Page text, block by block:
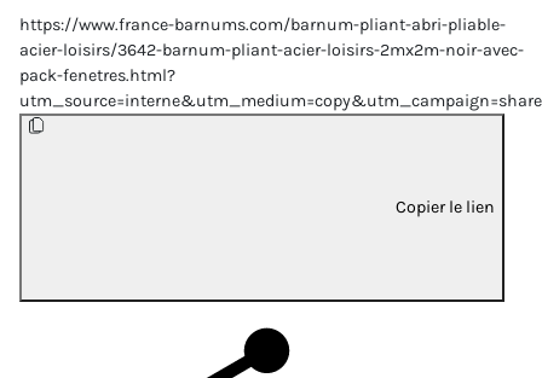
https://www.france-barnums.com/barnum-pliant-abri-pliable-
acier-loisirs/3642-barnum-pliant-acier-loisirs-2mx2m-noir-avec-
pack-fenetres.html?
Copier le lien